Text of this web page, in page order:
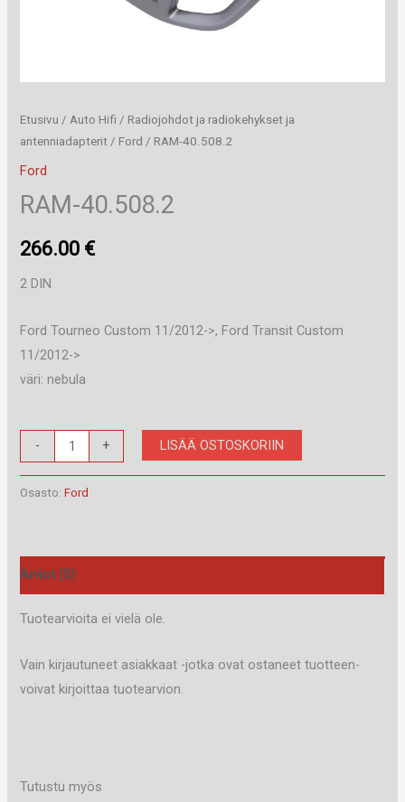
Etusivu / Auto Hifi / Radiojohdot ja radiokehykset ja
antenniadapterit / Ford / RAM-40.508.2
Ford
RAM-40.508.2
266.00 €
2 DIN
Ford Tourneo Custom 11/2012->, Ford Transit Custom
11/2012->
väri: nebula
-
40.508.2
määrä
+ LISÄÄ OSTOSKORIIN
Osasto:Ford
Arviot (0)
Tuotearvioita ei vielä ole.
Vain kirjautuneet asiakkaat -jotka ovat ostaneet tuotteen-
voivat kirjoittaa tuotearvion.
Tutustu myös